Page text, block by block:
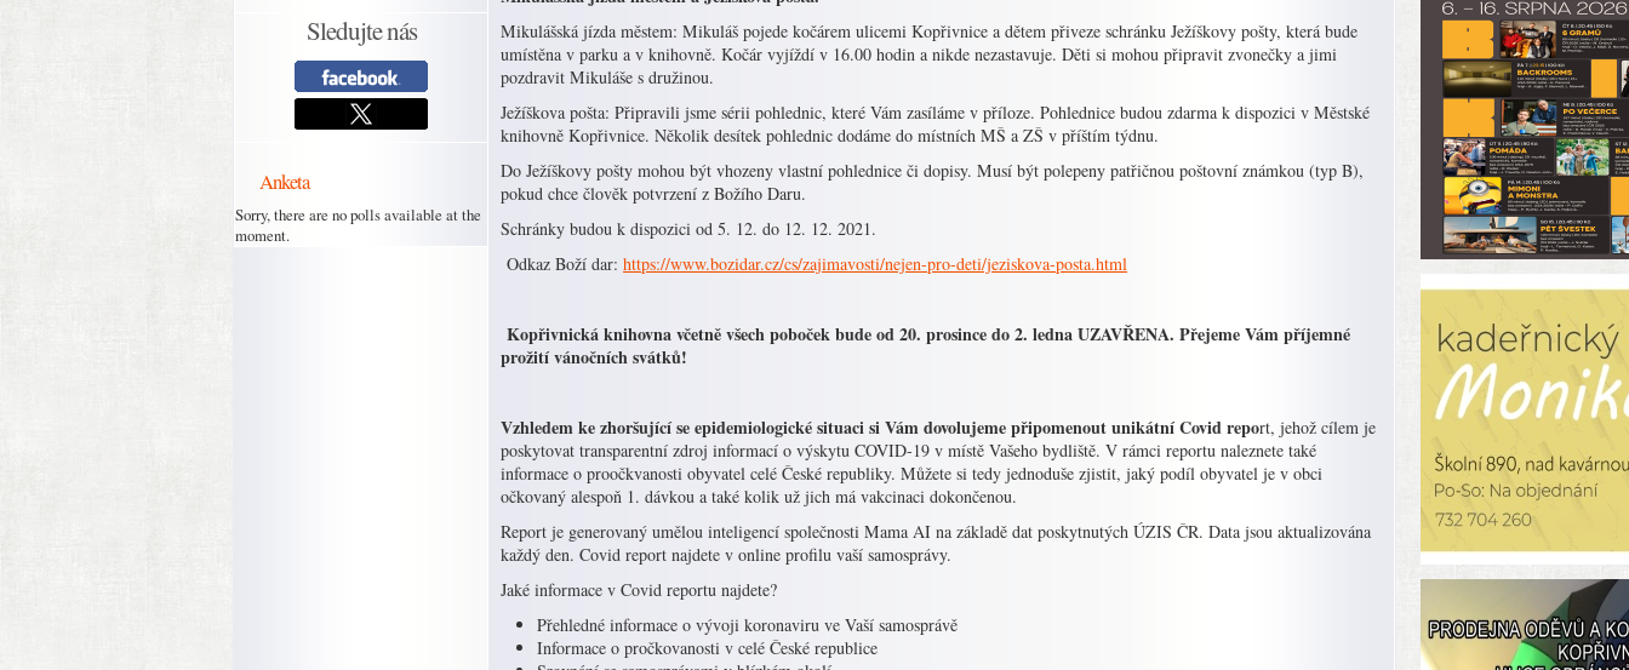
Sledujte nás
Anketa
Sorry, there are no polls available at the
moment.
Mikulášská jízda městem: Mikuláš pojede kočárem ulicemi Kopřivnice a dětem přiveze schránku Ježíškovy pošty, která bude
umístěna v parku a v knihovně. Kočár vyjíždí v 16.00 hodin a nikde nezastavuje. Děti si mohou připravit zvonečky a jimi
pozdravit Mikuláše s družinou.
Ježíškova pošta: Připravili jsme sérii pohlednic, které Vám zasíláme v příloze. Pohlednice budou zdarma k dispozici v Městské
knihovně Kopřivnice. Několik desítek pohlednic dodáme do místních MŠ a ZŠ v příštím týdnu.
Do Ježíškovy pošty mohou být vhozeny vlastní pohlednice či dopisy. Musí být polepeny patřičnou poštovní známkou (typ B),
pokud chce člověk potvrzení z Božího Daru.
Schránky budou k dispozici od 5. 12. do 12. 12. 2021.
Odkaz Boží dar: https://www.bozidar.cz/cs/zajimavosti/nejen-pro-deti/jeziskova-posta.html
Kopřivnická knihovna včetně všech poboček bude od 20. prosince do 2. ledna UZAVŘENA. Přejeme Vám příjemné
prožití vánočních svátků!
Vzhledem ke zhoršující se epidemiologické situaci si Vám dovolujeme připomenout unikátní Covid report, jehož cílem je
poskytovat transparentní zdroj informací o výskytu COVID-19 v místě Vašeho bydliště. V rámci reportu naleznete také
informace o proočkvanosti obyvatel celé České republiky. Můžete si tedy jednoduše zjistit, jaký podíl obyvatel je v obci
očkovaný alespoň 1. dávkou a také kolik už jich má vakcinaci dokončenou.
Report je generovaný umělou inteligencí společnosti Mama AI na základě dat poskytnutých ÚZIS ČR. Data jsou aktualizována
každý den. Covid report najdete v online profilu vaší samosprávy.
Jaké informace v Covid reportu najdete?
Přehledné informace o vývoji koronaviru ve Vaší samosprávě
Informace o pročkovanosti v celé České republice